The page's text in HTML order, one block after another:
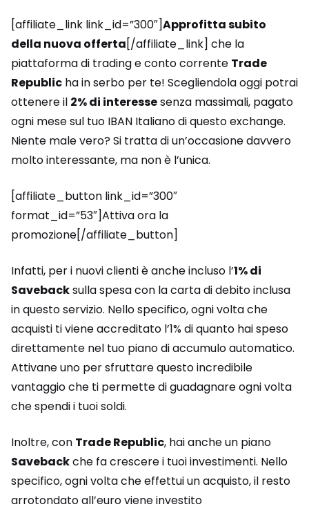
[affiliate_link link_id=”300″]Approfitta subito
della nuova offerta[/affiliate_link] che la
piattaforma di trading e conto corrente Trade
Republic ha in serbo per te! Scegliendola oggi potrai
ottenere il 2% di interessesenza massimali, pagato
ogni mese sul tuo IBAN Italiano di questo exchange.
Niente male vero? Si tratta di un’occasione davvero
molto interessante, ma non è l’unica.
[affiliate_button link_id=”300″
format_id=”53″]Attiva ora la
promozione[/affiliate_button]
Infatti, per i nuovi clienti è anche incluso l’1% di
Savebacksulla spesa con la carta di debito inclusa
in questo servizio. Nello specifico, ogni volta che
acquisti ti viene accreditato l’1% di quanto hai speso
direttamente nel tuo piano di accumulo automatico.
Attivane uno per sfruttare questo incredibile
vantaggio che ti permette di guadagnare ogni volta
che spendi i tuoi soldi.
Inoltre, con Trade Republic, hai anche un piano
Savebackche fa crescere i tuoi investimenti. Nello
specifico, ogni volta che effettui un acquisto, il resto
arrotondato all’euro viene investito